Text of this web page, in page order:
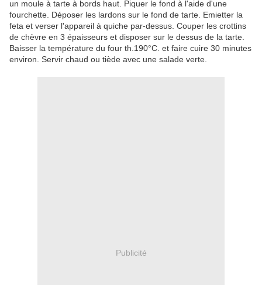
un moule à tarte à bords haut. Piquer le fond à l'aide d'une
fourchette. Déposer les lardons sur le fond de tarte. Emietter la
feta et verser l'appareil à quiche par-dessus. Couper les crottins
de chèvre en 3 épaisseurs et disposer sur le dessus de la tarte.
Baisser la température du four th.190°C. et faire cuire 30 minutes
environ. Servir chaud ou tiède avec une salade verte.
Publicité